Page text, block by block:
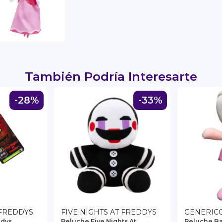
También Podría Interesarte
-28% -33%
FIVE NIGHTS AT FREDDYS